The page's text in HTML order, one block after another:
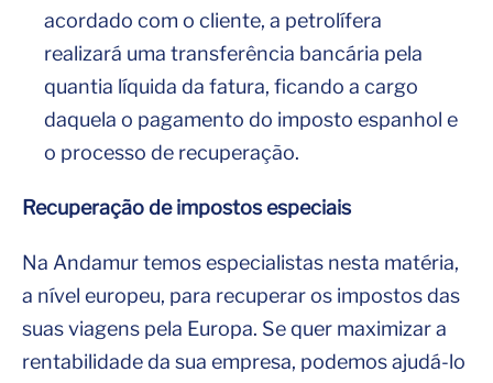
acordado com o cliente, a petrolífera
realizará uma transferência bancária pela
quantia líquida da fatura, ficando a cargo
daquela o pagamento do imposto espanhol e
o processo de recuperação.
Recuperação de impostos especiais
Na Andamur temos especialistas nesta matéria,
a nível europeu, para recuperar os impostos das
suas viagens pela Europa. Se quer maximizar a
rentabilidade da sua empresa, podemos ajudá-lo